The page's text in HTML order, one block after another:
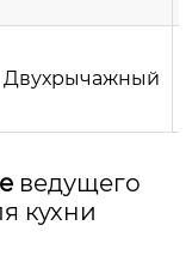
Двухрычажный
ведущего
кухни